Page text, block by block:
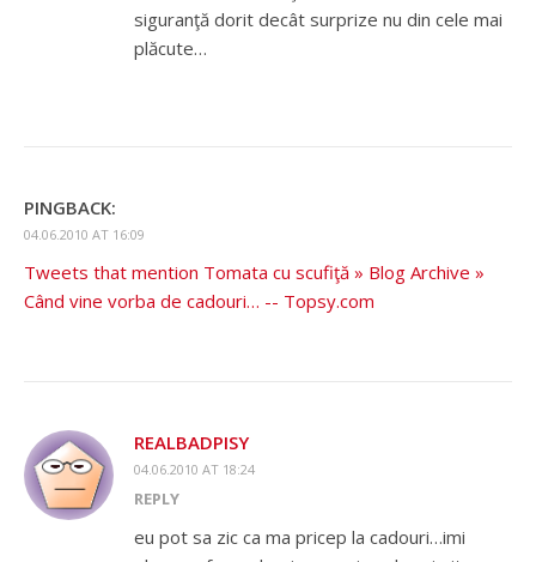
siguranţă dorit decât surprize nu din cele mai
plăcute…
PINGBACK:
04.06.2010 AT 16:09
Tweets that mention Tomata cu scufiţă » Blog Archive »
Când vine vorba de cadouri… -- Topsy.com
REALBADPISY
04.06.2010 AT 18:24
REPLY
eu pot sa zic ca ma pricep la cadouri…imi